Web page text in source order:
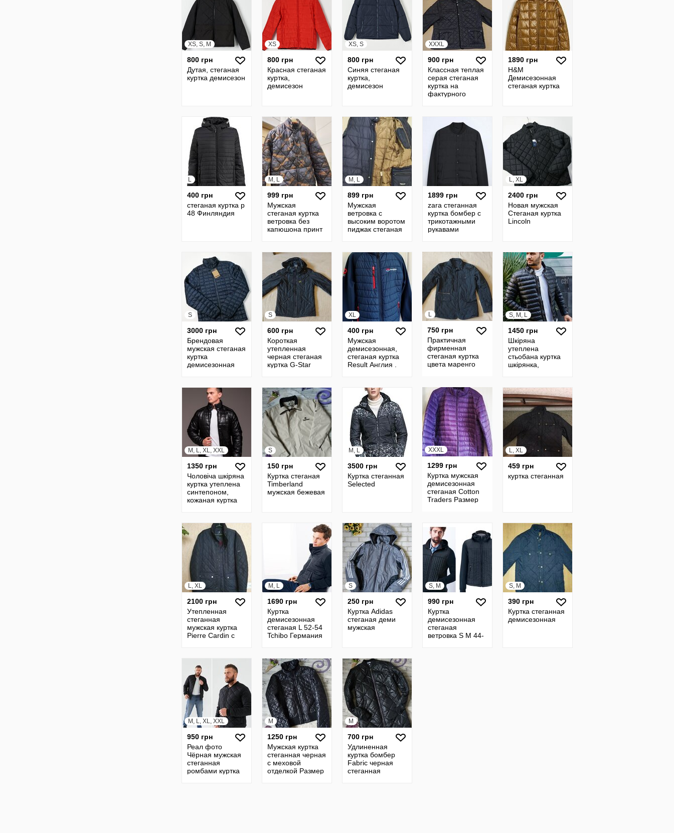
XS, S, M
800 грн
Дутая, стеганая
куртка демисезон
XS
800 грн
Красная стеганая
куртка,
демисезон
XS, S
800 грн
Синяя стеганая
куртка,
демисезон
XXXL
900 грн
Классная теплая
серая стеганая
куртка на
фактурного
1890 грн
H&M
Демисезонная
стеганая куртка
L
400 грн
стеганая куртка р
48 Финляндия
M, L
999 грн
Мужская
стеганая куртка
ветровка без
капюшона принт
M, L
899 грн
Мужская
ветровка с
высоким воротом
пиджак стеганая
1899 грн
zara стеганная
куртка бомбер с
трикотажными
рукавами
L, XL
2400 грн
Новая мужская
Стеганая куртка
Lincoln
S
3000 грн
Брендовая
мужская стеганая
куртка
демисезонная
S
600 грн
Короткая
утепленная
черная стеганая
куртка G-Star
XL
400 грн
Мужская
демисезонная,
стеганая куртка
Result Англия .
L
750 грн
Практичная
фирменная
стеганая куртка
цвета маренго
S, M, L
1450 грн
Шкіряна
утеплена
стьобана куртка
шкірянка,
стеганая
M, L, XL, XXL
1350 грн
Чоловіча шкіряна
куртка утеплена
синтепоном,
кожаная куртка
S
150 грн
Куртка стеганая
Timberland
мужская бежевая
M, L
3500 грн
Куртка стеганная
Selected
XXXL
1299 грн
Куртка мужская
демисезонная
стеганая Cotton
Traders Размер
L, XL
459 грн
куртка стеганная
L, XL
2100 грн
Утепленная
стеганная
мужская куртка
Pierre Cardin с
M, L
1690 грн
Куртка
демисезонная
стеганая L 52-54
Tchibo Германия
S
250 грн
Куртка Adidas
стеганая деми
мужская
S, M
990 грн
Куртка
демисезонная
стеганая
ветровка S M 44-
S, M
390 грн
Куртка стеганная
демисезонная
M, L, XL, XXL
950 грн
Реал фото
Чёрная мужская
стеганная
ромбами куртка
M
1250 грн
Мужская куртка
стеганная черная
с меховой
отделкой Размер
M
700 грн
Удлиненная
куртка бомбер
Fabric черная
стеганная